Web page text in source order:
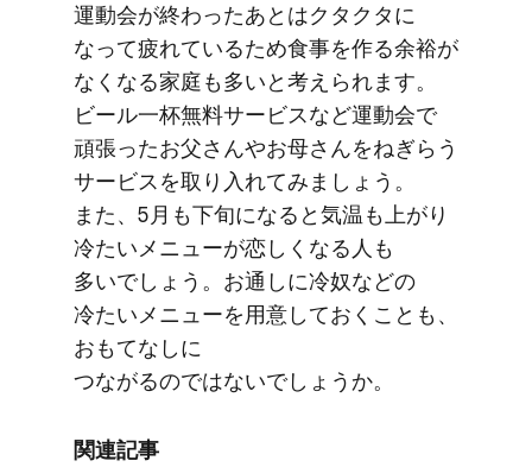
運動会が​終わった​あとは​クタクタに​
なって​疲れている​ため食事を​作る​余裕が​
なくなる​家庭も​多いと​考えられます。​
ビール一杯​無料サービスなど運動会で​
頑張った​お父さんや​お母さんを​ねぎらう​
サービスを​取り入れてみましょう。​
また、​5月も​下旬に​なると​気温も​上がり​
冷たい​メニューが​恋しくなる​人も​
多いでしょう。​お通しに​冷奴などの​
冷たい​メニューを​用意しておくことも、​
おもてなしに​
つながるのではないでしょうか。
関連記事